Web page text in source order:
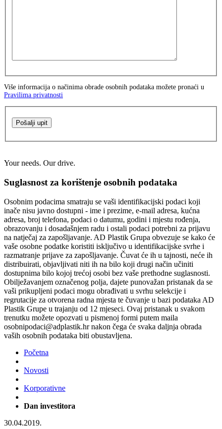
Više informacija o načinima obrade osobnih podataka možete pronaći u
Pravilima privatnosti
Pošalji upit
Your needs. Our drive.
Suglasnost za korištenje osobnih podataka
Osobnim podacima smatraju se vaši identifikacijski podaci koji
inače nisu javno dostupni - ime i prezime, e-mail adresa, kućna
adresa, broj telefona, podaci o datumu, godini i mjestu rođenja,
obrazovanju i dosadašnjem radu i ostali podaci potrebni za prijavu
na natječaj za zapošljavanje. AD Plastik Grupa obvezuje se kako će
vaše osobne podatke koristiti isključivo u identifikacijske svrhe i
razmatranje prijave za zapošljavanje. Čuvat će ih u tajnosti, neće ih
distribuirati, objavljivati niti ih na bilo koji drugi način učiniti
dostupnima bilo kojoj trećoj osobi bez vaše prethodne suglasnosti.
Obilježavanjem označenog polja, dajete punovažan pristanak da se
vaši prikupljeni podaci mogu obrađivati u svrhu selekcije i
regrutacije za otvorena radna mjesta te čuvanje u bazi podataka AD
Plastik Grupe u trajanju od 12 mjeseci. Ovaj pristanak u svakom
trenutku možete opozvati u pismenoj formi putem maila
osobnipodaci@adplastik.hr nakon čega će svaka daljnja obrada
vaših osobnih podataka biti obustavljena.
Početna
Novosti
Korporativne
Dan investitora
30.04.2019.